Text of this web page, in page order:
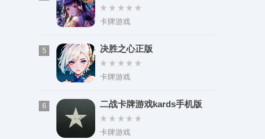
卡牌游戏
5 决胜之心正版
卡牌游戏
6 二战卡牌游戏kards手机版
卡牌游戏